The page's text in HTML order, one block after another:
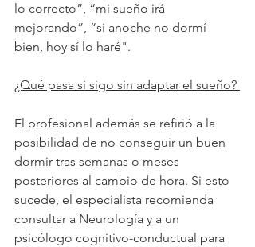
lo correcto”, “mi sueño irá
mejorando”, “si anoche no dormí
bien, hoy sí lo haré".
¿Qué pasa si sigo sin adaptar el sueño?
El profesional además se refirió a la
posibilidad de no conseguir un buen
dormir tras semanas o meses
posteriores al cambio de hora. Si esto
sucede, el especialista recomienda
consultar a Neurología y a un
psicólogo cognitivo-conductual para